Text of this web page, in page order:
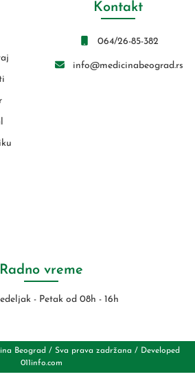
Kontakt
064/26-85-382
info@medicinabeograd.rs
Radno vreme
- Petak od 08h - 16h
Beograd / Sva prava zadržana / Developed
011info.com